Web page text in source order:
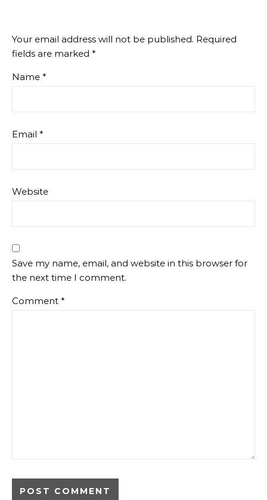
Your email address will not be published. Required
fields are marked *
Name *
Email *
Website
Save my name, email, and website in this browser for
the next time I comment.
Comment *